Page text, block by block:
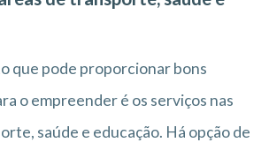
que pode proporcionar bons
o empreender é os serviços nas
saúde e educação. Há opção de